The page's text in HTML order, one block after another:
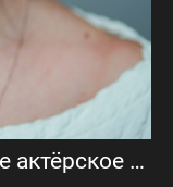
Ирина Конопацкая (базовое актёрское портфолио)